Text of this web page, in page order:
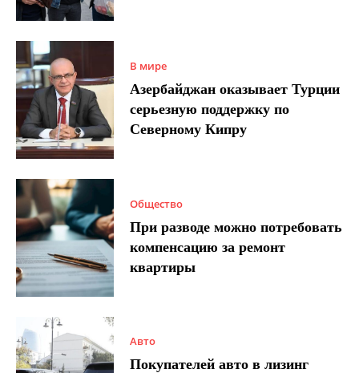
В мире
Азербайджан оказывает Турции
серьезную поддержку по
Северному Кипру
Общество
При разводе можно потребовать
компенсацию за ремонт
квартиры
Авто
Покупателей авто в лизинг